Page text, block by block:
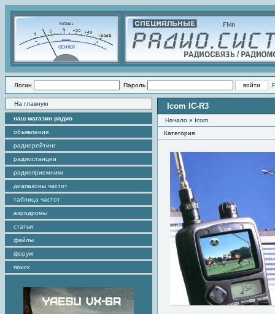
Логин Пароль
На главную
наш магазин радио
объявления
радиорейтинг
радиостанции
радиоприемники
диапазоны частот
таблица частот
аэродромы
статьи
файлы
форум
поиск
Icom IC-R3
Начало » Icom
Категория